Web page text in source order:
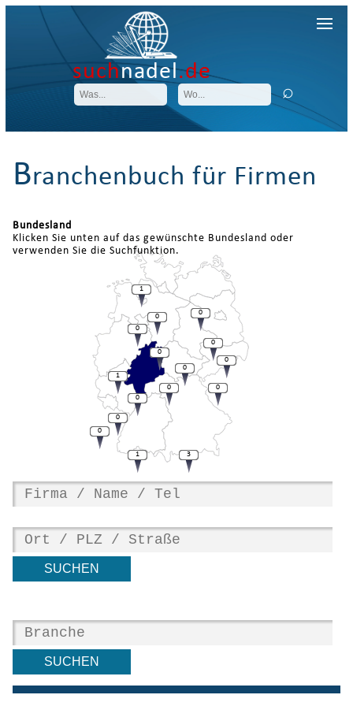
suchnadel.de
Branchenbuch für Firmen
Bundesland
Klicken Sie unten auf das gewünschte Bundesland oder
verwenden Sie die Suchfunktion.
0
0
1
0
0
0
0
1
0
0
0
0
0
1
0
3